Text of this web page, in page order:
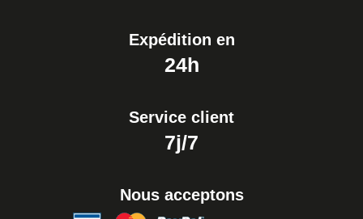
Expédition en
24h
Service client
7j/7
Nous acceptons